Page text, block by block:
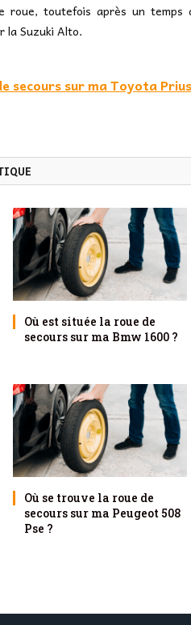
roue, toutefois après un temps
la Suzuki Alto.
secours sur ma Toyota
Où est située la roue de
secours sur ma Bmw 1600 ?
Où se trouve la roue de
secours sur ma Peugeot 508
Pse ?